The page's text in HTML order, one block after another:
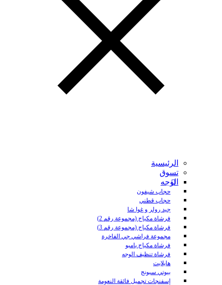
الرئيسية
تسوق
الوجه
حجاب شيفون
حجاب قطني
جيد رولر و غوا شا
فرشاة مكياج (مجموعة رقم 2)
فرشاة مكياج (مجموعة رقم 3)
مجموعة فراشي جي الفاخرة
فرشاة مكياج بامبو
فرشاة تنظيف الوجه
هايلايت
بيوتي سبونج
إسفنجات تجميل فائقة النعومة